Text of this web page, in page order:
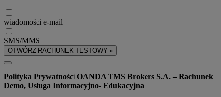
wiadomości e-mail
SMS/MMS
OTWÓRZ RACHUNEK TESTOWY »
Polityka Prywatności OANDA TMS Brokers S.A. – Rachunek
Demo, Usługa Informacyjno- Edukacyjna